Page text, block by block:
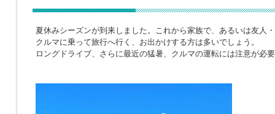
夏休みシーズンが到来しました。これから家族で、あるいは友人
クルマに乗って旅行へ行く、お出かけする方は多いでしょう。
ロングドライブ、さらに最近の猛暑、クルマの運転には注意が必